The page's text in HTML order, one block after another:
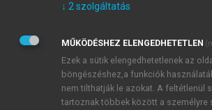
Kérek értesítést az Akadémiai Kiadó Zrt.
Adatkezelési tájékoztatóban
veszem és elfogadom.
Általános vásárlási feltételeket,
mersz.huoldalak licencszerződéseiben
tudomásul veszem és elfogadom.
↓ 2 szolgáltatás
MŰKÖDÉSHEZ ELENGEDHETETLEN
Ezek a sütik elengedhetetlenek az
böngészéshez,a funkciók
nem tilthatják le azokat. A feltétlenül
tartoznak többek között a